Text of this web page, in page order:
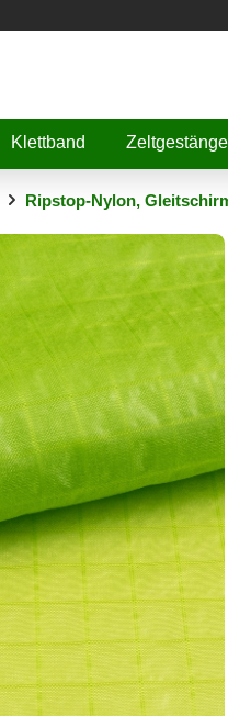
Klettband Zeltgestänge
Ripstop-Nylon,